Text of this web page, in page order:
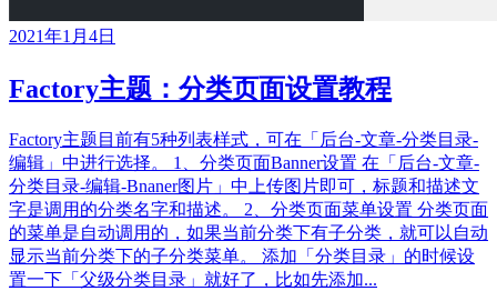
2021年1月4日
Factory主题：分类页面设置教程
Factory主题目前有5种列表样式，可在「后台-文章-分类目录-
编辑」中进行选择。 1、分类页面Banner设置 在「后台-文章-
分类目录-编辑-Bnaner图片」中上传图片即可，标题和描述文
字是调用的分类名字和描述。 2、分类页面菜单设置 分类页面
的菜单是自动调用的，如果当前分类下有子分类，就可以自动
显示当前分类下的子分类菜单。 添加「分类目录」的时候设
置一下「父级分类目录」就好了，比如先添加...